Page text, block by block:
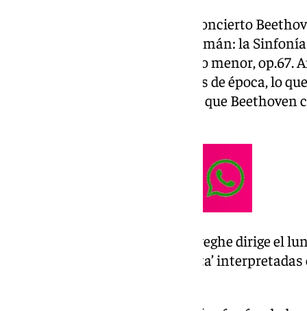
El programa, bautizado como Concierto
reconocibles del compositor alemán: la
‘Pastoral’ y la Sinfonía n.º 5 en do menor,
interpretadas con instrumentos de época, lo
experimentar el sonido original que Beethoven
El director Philippe Herreweghe dirige el
sinfonías ‘Pastoral’ y ‘Quinta’